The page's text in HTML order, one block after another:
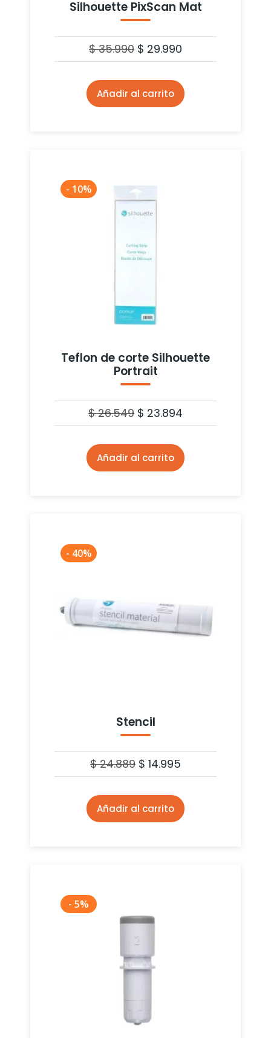
Silhouette PixScan Mat
$35.990 $ 29.990
Añadir al carrito
- 10%
Teflon de corte Silhouette
Portrait
$26.549 $ 23.894
Añadir al carrito
- 40%
Stencil
$24.889 $ 14.995
Añadir al carrito
- 5%